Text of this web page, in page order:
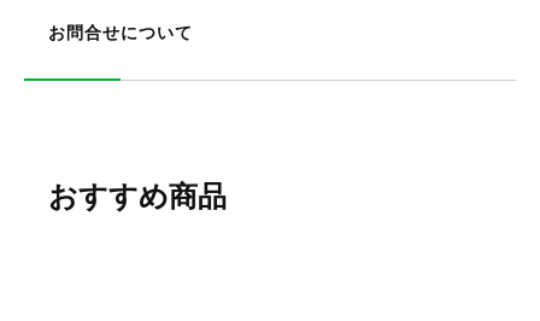
お問合せについて
おすすめ商品